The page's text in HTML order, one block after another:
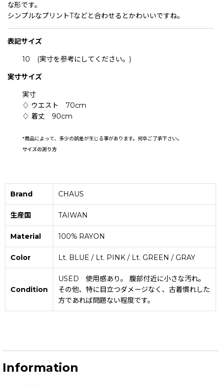
な形です。
シンプルなプリントTなどと合わせるとかわいいですね。
表記サイズ
10 (実寸を参考にしてください。)
実寸サイズ
実寸
♢ ウエスト 70cm
♢ 着丈 90cm
*商品によって、多少の誤差が生じる事があります。何卒ご了承下さい。
サイズの測り方
Brand CHAUS
生産国 TAIWAN
Material 100% RAYON
Color Lt. BLUE / Lt. PINK / Lt. GREEN / GRAY
Condition
USED 使用感あり。 腹部付近に小さな汚れ。
その他、特に目立つダメージなく、古着慣れした
方であれば問題ない程度です。
Information